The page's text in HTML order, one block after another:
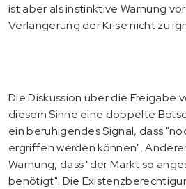
ist aber als instinktive Warnung
Verlängerung der Krise nicht zu
Die Diskussion über die Freigabe
diesem Sinne eine doppelte
ein beruhigendes Signal, dass
ergriffen werden können".
Warnung, dass "der Markt so
benötigt". Die